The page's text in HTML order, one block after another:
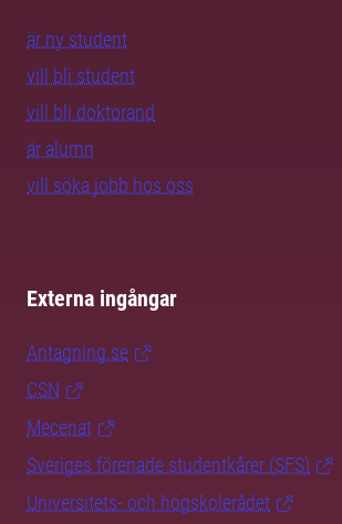
är ny student
vill bli student
vill bli doktorand
är alumn
vill söka jobb hos oss
Externa ingångar
Antagning.se
CSN
Mecenat
Sveriges förenade studentkårer (SFS)
Universitets- och högskolerådet